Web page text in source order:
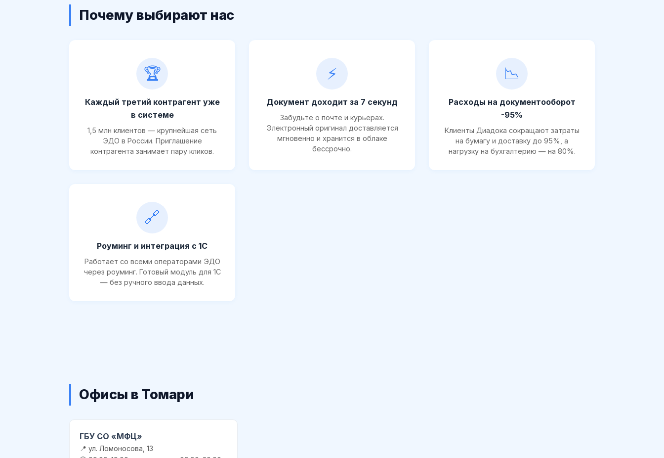
Почему выбирают нас
🏆
Каждый третий контрагент уже
в системе
1,5 млн клиентов — крупнейшая сеть
ЭДО в России. Приглашение
контрагента занимает пару кликов.
⚡
Документ доходит за 7 секунд
Забудьте о почте и курьерах.
Электронный оригинал доставляется
мгновенно и хранится в облаке
бессрочно.
📉
Расходы на документооборот
-95%
Клиенты Диадока сокращают затраты
на бумагу и доставку до 95%, а
нагрузку на бухгалтерию — на 80%.
🔗
Роуминг и интеграция с 1С
Работает со всеми операторами ЭДО
через роуминг. Готовый модуль для 1С
— без ручного ввода данных.
Офисы в Томари
ГБУ СО «МФЦ»
📍 ул. Ломоносова, 13